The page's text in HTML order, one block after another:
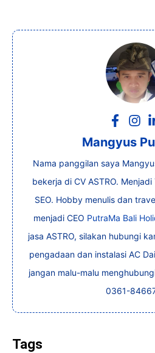
Mangyus
Nama panggilan saya
bekerja di CV ASTRO.
SEO. Hobby menulis dan
menjadi CEO PutraMa Bali
jasa ASTRO, silakan hubungi
pengadaan dan instalasi AC
jangan malu-malu
0361-
Tags